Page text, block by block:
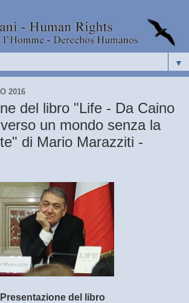
▼
2016
del libro "Life - Da Caino
un mondo senza la
di Mario Marazziti -
Presentazione del libro